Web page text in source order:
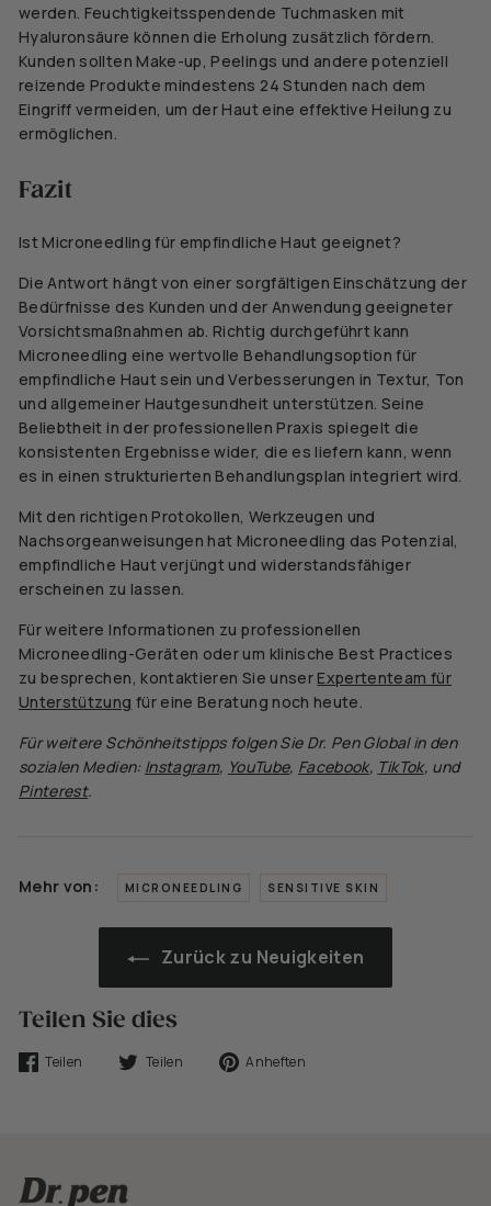
werden. Feuchtigkeitsspendende Tuchmasken mit
Hyaluronsäure können die Erholung zusätzlich fördern.
Kunden sollten Make-up, Peelings und andere potenziell
reizende Produkte mindestens 24 Stunden nach dem
Eingriff vermeiden, um der Haut eine effektive Heilung zu
ermöglichen.
Fazit
Ist Microneedling für empfindliche Haut geeignet?
Die Antwort hängt von einer sorgfältigen Einschätzung der
Bedürfnisse des Kunden und der Anwendung geeigneter
Vorsichtsmaßnahmen ab. Richtig durchgeführt kann
Microneedling eine wertvolle Behandlungsoption für
empfindliche Haut sein und Verbesserungen in Textur, Ton
und allgemeiner Hautgesundheit unterstützen. Seine
Beliebtheit in der professionellen Praxis spiegelt die
konsistenten Ergebnisse wider, die es liefern kann, wenn
es in einen strukturierten Behandlungsplan integriert wird.
Mit den richtigen Protokollen, Werkzeugen und
Nachsorgeanweisungen hat Microneedling das Potenzial,
empfindliche Haut verjüngt und widerstandsfähiger
erscheinen zu lassen.
Für weitere Informationen zu professionellen
Microneedling-Geräten oder um klinische Best Practices
zu besprechen, kontaktieren Sie unser Expertenteam für
Unterstützung für eine Beratung noch heute.
Für weitere Schönheitstipps folgen Sie Dr. Pen Global in den
sozialen Medien: Instagram, YouTube, Facebook, TikTok, und
Pinterest.
Mehr von: MICRONEEDLING SENSITIVE SKIN
Zurück zu Neuigkeiten
Teilen Sie dies
Teilen
Auf
Teilen
TweetAnheften